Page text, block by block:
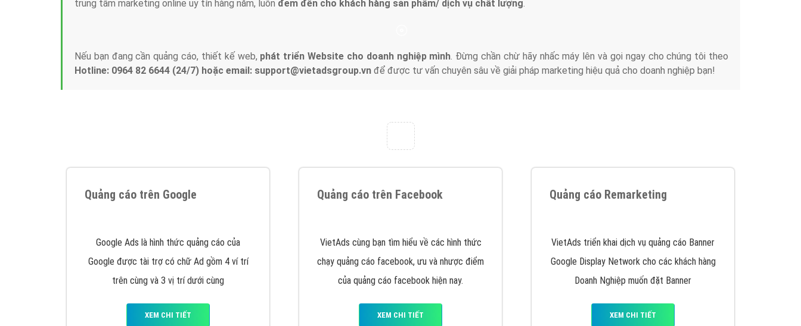
trung tâm marketing online uy tín hàng năm, luôn đem đến cho khách hàng sản phẩm/ dịch vụ chất lượng
Nếu bạn đang cần quảng cáo, thiết kế web, phát triển Website cho doanh nghiệp mình . Đừng chần chừ hãy nhấc máy lên và gọi ngay cho chúng tôi theo
Hotline: 0964 82 6644 (24/7) hoặc email: support@vietadsgroup.vn để được tư vấn chuyên sâu về giải pháp marketing hiệu quả cho doanh nghiệp bạn!
Quảng cáo trên Google
Google Ads là hình thức quảng cáo của
Google được tài trợ có chữ Ad gồm 4 ví trí
trên cùng và 3 vị trí dưới cùng
XEM CHI TIẾT
Quảng cáo trên Facebook
VietAds cùng bạn tìm hiểu về các hình thức
chạy quảng cáo facebook, ưu và nhược điểm
của quảng cáo facebook hiện nay.
XEM CHI TIẾT
Quảng cáo Remarketing
VietAds triển khai dịch vụ quảng cáo Banner
Google Display Network cho các khách hàng
Doanh Nghiệp muốn đặt Banner
XEM CHI TIẾT